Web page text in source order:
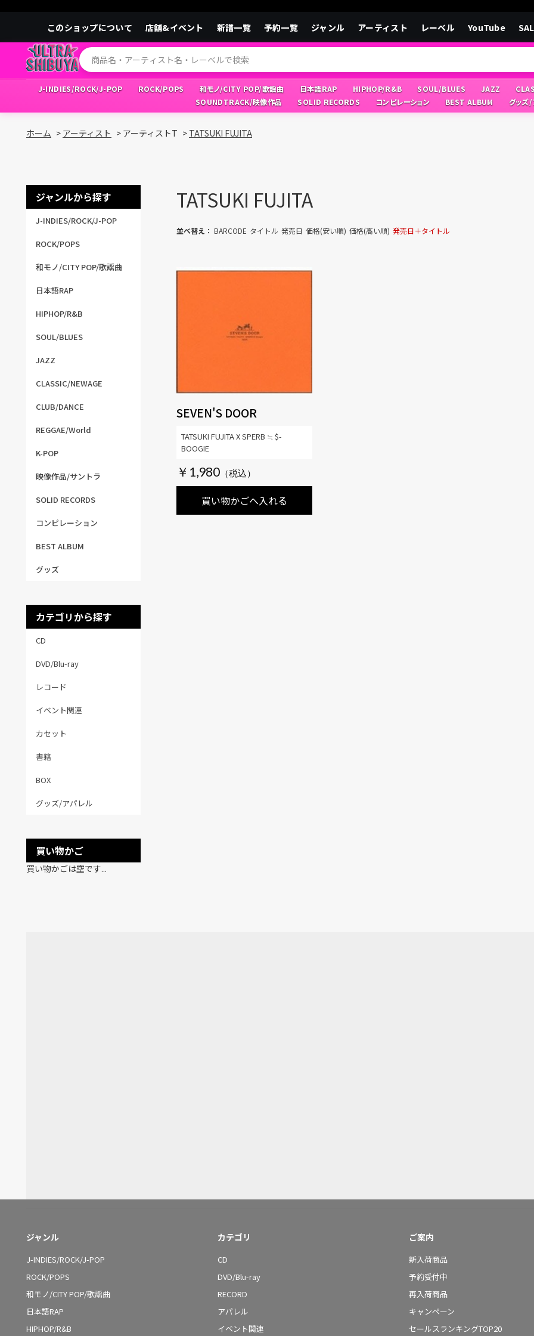
このショップについて 店舗&イベント 新譜一覧 予約一覧 ジャンル アーティスト レーベル YouTube
J-INDIES/ROCK/J-POP ROCK/POPS 和モノ/CITY POP/歌謡曲 日本語RAP HIPHOP/R&B SOUL/BLUES JAZZ
SOUNDTRACK/映像作品
SOLID RECORDS コンピレーション BEST ALBUM グッズ
ホーム > アーティスト > アーティストT > TATSUKI FUJITA
ジャンルから探す
J-INDIES/ROCK/J-POP
ROCK/POPS
和モノ/CITY POP/歌謡曲
日本語RAP
HIPHOP/R&B
SOUL/BLUES
JAZZ
CLASSIC/NEWAGE
CLUB/DANCE
REGGAE/World
K-POP
映像作品/サントラ
SOLID RECORDS
コンピレーション
BEST ALBUM
グッズ
カテゴリから探す
CD
DVD/Blu-ray
レコード
イベント関連
カセット
書籍
BOX
グッズ/アパレル
買い物かご
買い物かごは空です...
TATSUKI FUJITA
並べ替え： BARCODE タイトル 発売日 価格(安い順) 価格(高い順) 発売日＋タイトル
SEVEN'S DOOR
￥1,980
買い物かごへ入れる
TATSUKI FUJITA X SPERB ≒ $-
BOOGIE
ジャンル
J-INDIES/ROCK/J-POP
ROCK/POPS
和モノ/CITY POP/歌謡曲
日本語RAP
HIPHOP/R&B
カテゴリ
CD
DVD/Blu-ray
RECORD
アパレル
イベント関連
ご案内
新入荷商品
予約受付中
再入荷商品
キャンペーン
セールスランキングTOP20